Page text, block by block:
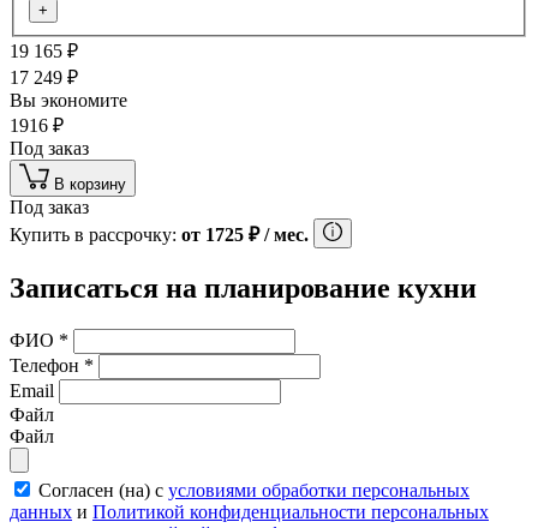
+
19 165 ₽
17 249 ₽
Вы экономите
1916 ₽
Под заказ
В корзину
Под заказ
Купить в рассрочку: от 1725 ₽/ мес.
Записаться на планирование кухни
ФИО *
Телефон *
Email
Файл
Файл
Согласен (на) с условиями обработки персональных
данных и Политикой конфиденциальности персональных